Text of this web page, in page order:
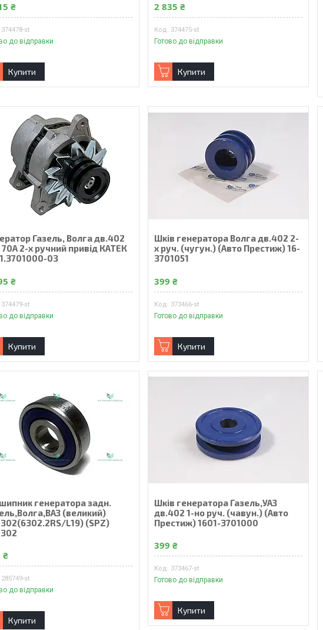
₴
374478-st
до відправки
Купити
2 835 ₴
374475-st
Готово до відправки
Купити
Газель, Волга дв.402
70А 2-х ручний привід КАТЕК
03
₴
374479-st
до відправки
Купити
Шкiв генератора Волга дв.402 2-
х руч. (чугун.) (Авто Престиж) 16-
3701051
399 ₴
373466-st
Готово до відправки
Купити
генератора задн.
(великий)
L19) (SPZ)
₴
285749-st
до відправки
Купити
Шкiв генератора Газель,УАЗ
дв.402 1-но руч. (чавун.) (Авто
Престиж) 1601-3701000
399 ₴
373467-st
Готово до відправки
Купити